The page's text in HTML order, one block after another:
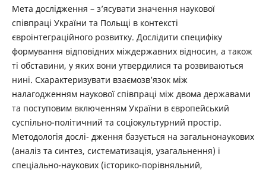
Мета дослідження – з’ясувати значення наукової
співпраці України та Польщі в контексті
євроінтеграційного розвитку. Дослідити специфіку
формування відповідних міждержавних відносин, а також
ті обставини, у яких вони утвердилися та розвиваються
нині. Схарактеризувати взаємозв’язок між
налагодженням наукової співпраці між двома державами
та поступовим включенням України в європейський
суспільно-політичний та соціокультурний простір.
Методологія дослі- дження базується на загальнонаукових
(аналіз та синтез, систематизація, узагальнення) і
спеціально-наукових (історико-порівняльний,